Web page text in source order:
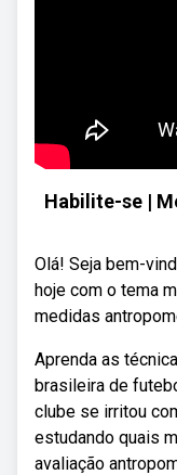
Habilite-se |
Olá! Seja bem-
hoje com o tema
medidas
Aprenda as
brasileira de
clube se irritou
estudando quais
avaliação